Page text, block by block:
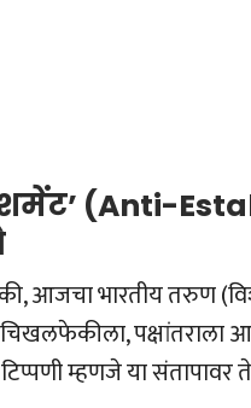
(Anti-
भारतीय तरुण
चिखलफेकीला, पक्षांतराला
म्हणजे या